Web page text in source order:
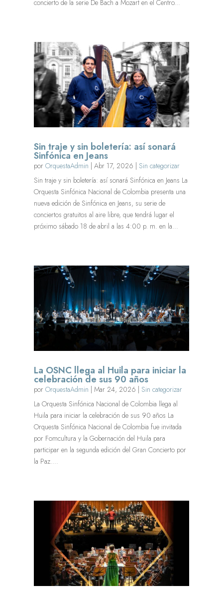
concierto de la serie De Bach a Mozart en el Centro...
Sin traje y sin boletería: así sonará
Sinfónica en Jeans
porOrquestaAdmin |Abr 17, 2026 | Sin categorizar
Sin traje y sin boletería: así sonará Sinfónica en Jeans La
Orquesta Sinfónica Nacional de Colombia presenta una
nueva edición de Sinfónica en Jeans, su serie de
conciertos gratuitos al aire libre, que tendrá lugar el
próximo sábado 18 de abril a las 4:00 p. m. en la...
La OSNC llega al Huila para iniciar la
celebración de sus 90 años
porOrquestaAdmin |Mar 24, 2026 | Sin categorizar
La Orquesta Sinfónica Nacional de Colombia llega al
Huila para iniciar la celebración de sus 90 años La
Orquesta Sinfónica Nacional de Colombia fue invitada
por Fomcultura y la Gobernación del Huila para
participar en la segunda edición del Gran Concierto por
la Paz....